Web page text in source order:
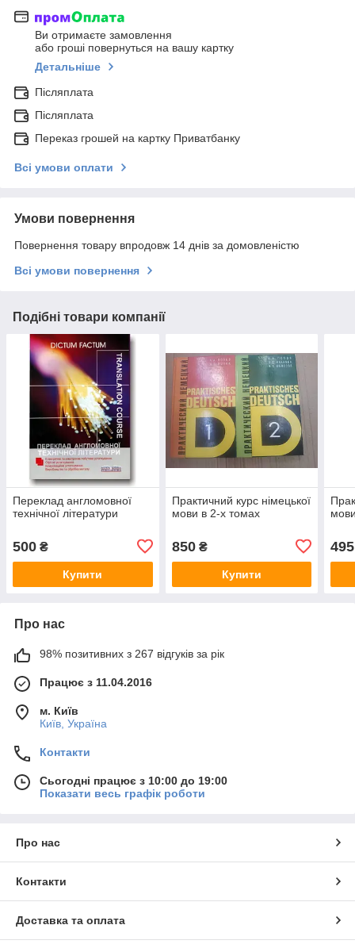
Ви отримаєте замовлення
або гроші повернуться на вашу картку
Детальніше
Післяплата
Післяплата
Переказ грошей на картку Приватбанку
Всі умови оплати
Умови повернення
Повернення товару впродовж 14 днів за домовленістю
Всі умови повернення
Подібні товари компанії
Переклад англомовної
технічної літератури
500 ₴
Купити
Практичний курс німецької
мови в 2-х томах
850₴
Купити
495
Про нас
98% позитивних з 267 відгуків за рік
Працює з 11.04.2016
м. Київ
Київ, Україна
Контакти
Сьогодні працює з 10:00 до 19:00
Показати весь графік роботи
Про нас
Контакти
Доставка та оплата